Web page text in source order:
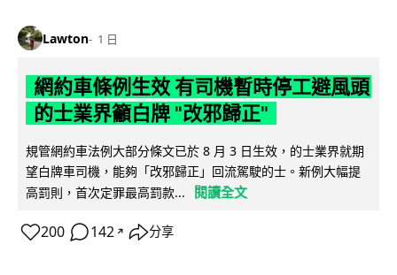
Lawton 1 日
網約車條例生效 有司機暫時停工避風頭
的士業界籲白牌 "改邪歸正"
規管網約車法例大部分條文已於 8 月 3 日生效，的士業界就期
望白牌車司機，能夠「改邪歸正」回流駕駛的士。新例大幅提
高罰則，首次定罪最高罰款...
閱讀全文
200 142 ↗ 分享